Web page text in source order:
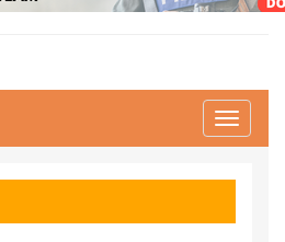
Toggle